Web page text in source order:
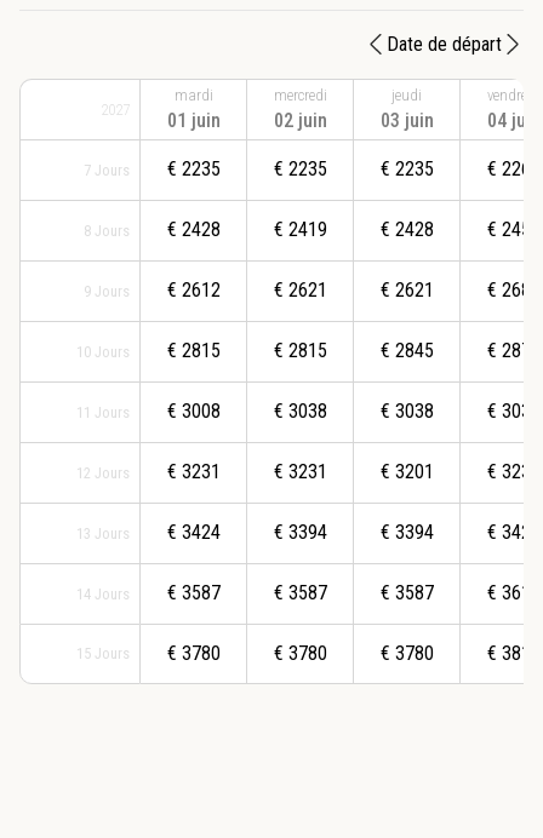
Date de départ
2027
7 Jours
8 Jours
9 Jours
10 Jours
11 Jours
12 Jours
13 Jours
14 Jours
15 Jours
mardi
01 juin
€ 2235
€ 2428
€ 2612
€ 2815
€ 3008
€ 3231
€ 3424
€ 3587
€ 3780
mercredi
02 juin
€ 2235
€ 2419
€ 2621
€ 2815
€ 3038
€ 3231
€ 3394
€ 3587
€ 3780
jeudi
03 juin
€ 2235
€ 2428
€ 2621
€ 2845
€ 3038
€ 3201
€ 3394
€ 3587
€ 3780
vendredi
04 juin
€ 2265
€ 2459
€ 2682
€ 2875
€ 3038
€ 3231
€ 3424
€ 3617
€ 3810